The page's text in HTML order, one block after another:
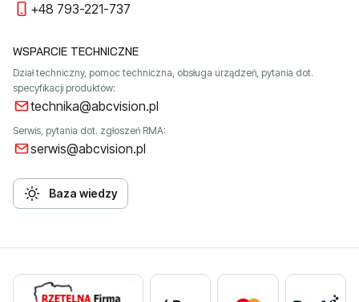
+48 793-221-737
WSPARCIE TECHNICZNE
Dział techniczny, pomoc techniczna, obsługa urządzeń, pytania dot.
specyfikacji produktów:
technika@abcvision.pl
Serwis, pytania dot. zgłoszeń RMA:
serwis@abcvision.pl
Baza wiedzy